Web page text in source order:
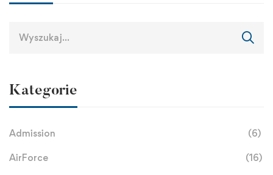
Kategorie
Admission (6)
AirForce (16)